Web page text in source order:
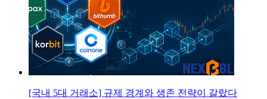
[국내 5대 거래소] 규제 경계와 생존 전략이 갈랐다